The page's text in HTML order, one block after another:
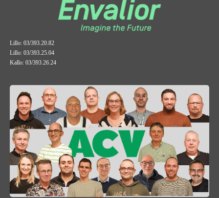
Lillo: 03/393.20.82
Lillo: 03/393.25.04
Kallo: 03/393.26.24